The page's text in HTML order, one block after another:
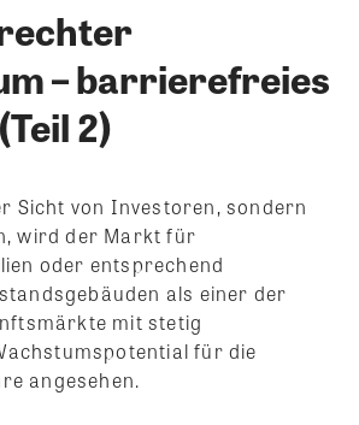
– barrierefreies
2)
Sicht von Investoren, sondern
wird der Markt für
oder entsprechend
als einer der
mit stetig
für die
angesehen.